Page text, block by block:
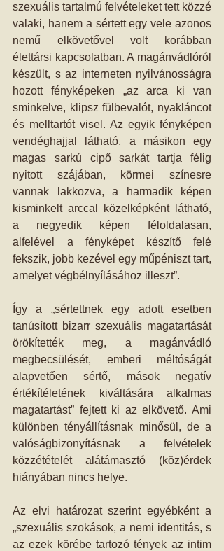
szexuális tartalmú felvételeket tett közzé
valaki, hanem a sértett egy vele azonos
nemű elkövetővel volt korábban
élettársi kapcsolatban. A magánvádlóról
készült, s az interneten nyilvánosságra
hozott fényképeken „az arca ki van
sminkelve, klipsz fülbevalót, nyakláncot
és melltartót visel. Az egyik fényképen
vendéghajjal látható, a másikon egy
magas sarkú cipő sarkát tartja félig
nyitott szájában, körmei színesre
vannak lakkozva, a harmadik képen
kisminkelt arccal közelképként látható,
a negyedik képen féloldalasan,
alfelével a fényképet készítő felé
fekszik, jobb kezével egy műpéniszt tart,
amelyet végbélnyílásához illeszt”.
Így a „sértettnek egy adott esetben
tanúsított bizarr szexuális magatartását
örökítették meg, a magánvádló
megbecsülését, emberi méltóságát
alapvetően sértő, mások negatív
értékítéletének kiváltására alkalmas
magatartást” fejtett ki az elkövető. Ami
különben tényállításnak minősül, de a
valóságbizonyításnak a felvételek
közzétételét alátámasztó (köz)érdek
hiányában nincs helye.
Az elvi határozat szerint egyébként a
„szexuális szokások, a nemi identitás, s
az ezek körébe tartozó tények az intim